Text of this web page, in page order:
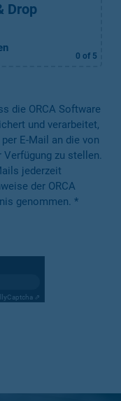
Drop
0 of 5
die ORCA Software
und verarbeitet,
E-Mail an die von
Verfügung zu stellen.
jederzeit
der ORCA
genommen. *
Captcha ⇗